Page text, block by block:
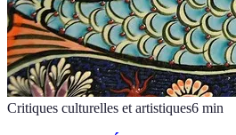
Critiques culturelles et artistiques6 min